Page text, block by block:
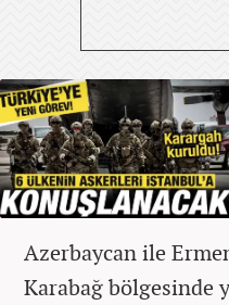
Azerbaycan ile
Karabağ bölgesinde